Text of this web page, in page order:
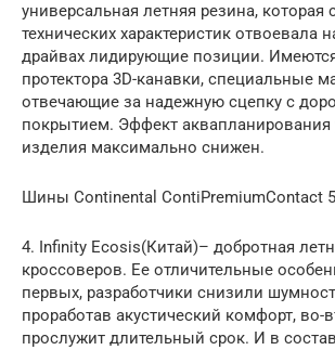
универсальная летняя резина, которая
технических характеристик отвоевала
драйвах лидирующие позиции.
протектора 3D-канавки, специальные
отвечающие за надежную сцепку с
покрытием. Эффект аквапланирования
изделия максимально снижен.
Шины Continental ContiPremiumContact 5
4. Infinity Ecosis(Китай)– добротная
кроссоверов. Ее отличительные
первых, разработчики снизили
проработав акустический комфорт, во-
прослужит длительный срок. И в